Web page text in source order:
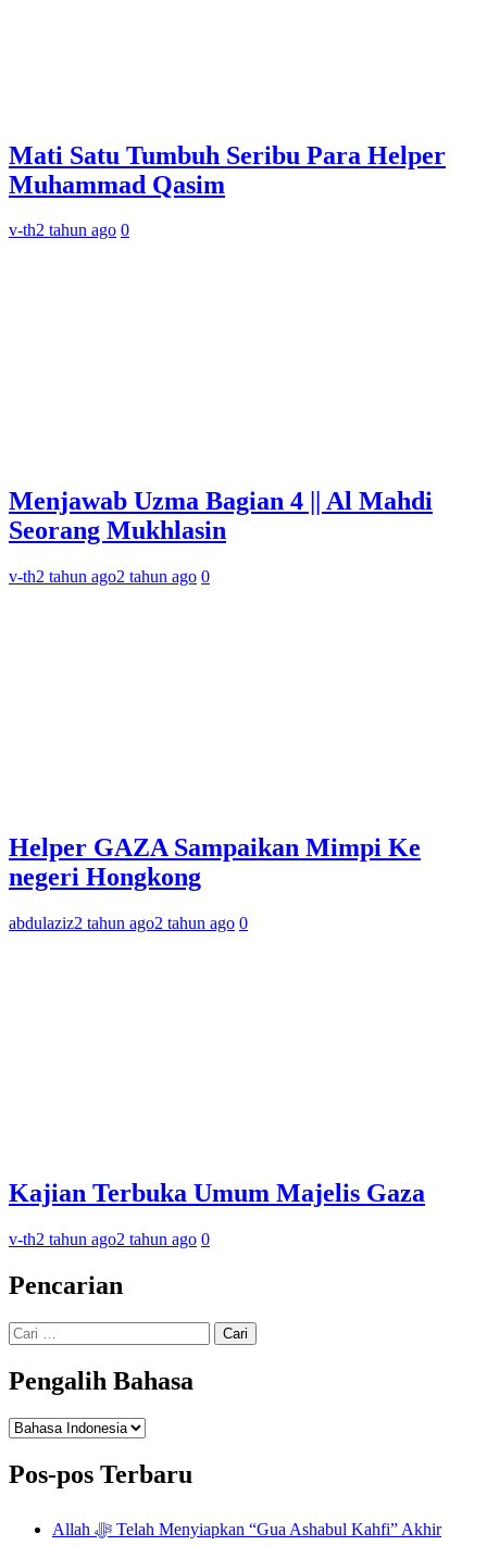
Mati Satu Tumbuh Seribu Para Helper
Muhammad Qasim
v-th2 tahun ago 0
Menjawab Uzma Bagian 4 || Al Mahdi
Seorang Mukhlasin
v-th2 tahun ago2 tahun ago 0
Helper GAZA Sampaikan Mimpi Ke
negeri Hongkong
abdulaziz2 tahun ago2 tahun ago 0
Kajian Terbuka Umum Majelis Gaza
v-th2 tahun ago2 tahun ago 0
Pencarian
Cari
untuk:
Pengalih Bahasa
Pengalih
Pos-pos Terbaru
Allah ﷻ Telah Menyiapkan “Gua Ashabul Kahfi” Akhir